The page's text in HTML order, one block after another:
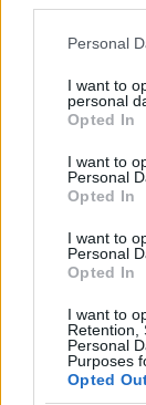
Please note
not limited to
grant or deny
use your data
consent section.
Personal
I want to
personal
Opted In
I want to
Personal
Opted In
I want to
Personal
Opted In
I want to
Retention,
Personal
Purposes
Opted
több otthoni
Szolnokon egy
lezárnak a
mértékben
alapos késések
kimaradás is
Ön szerint hogy
Országos
üzemekben